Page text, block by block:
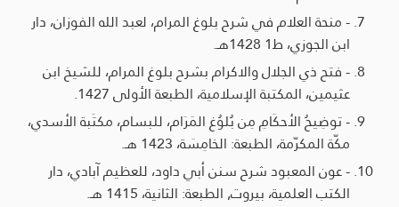
- منحة العلام في شرح بلوغ المرام، لعبد الله الفوزان، دار
ابن الجوزي، ط1 1428هـ.
- فتح ذي الجلال والاكرام بشرح بلوغ المرام، للشيخ ابن
عثيمين، المكتبة الإسلامية، الطبعة الأولى 1427.
- توضِيحُ الأحكَامِ مِن بُلوُغ المَرَام، للبسام، مكتَبة الأسدي،
مكّة المكرّمة، الطبعة: الخامِسَة، 1423 هـ.
- عون المعبود شرح سنن أبي داود، للعظيم آبادي، دار
الكتب العلمية، بيروت, الطبعة: الثانية، 1415 هـ.